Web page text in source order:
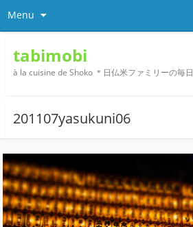
Menu
tabimobi
à la cuisine de Shoko ＊日仏米ファミリーの毎日
201107yasukuni06